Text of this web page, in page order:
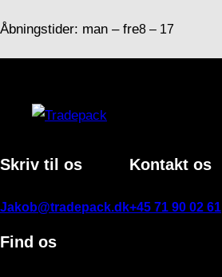
Åbningstider: man – fre8 – 17
Skriv til os
Jakob@tradepack.dk
Kontakt os
+45 71 90 02 61
Find os